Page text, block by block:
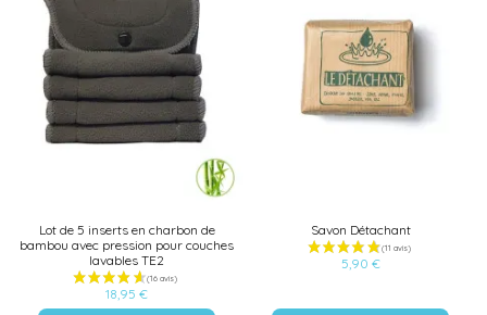
Lot de 5 inserts en charbon de
bambou avec pression pour couches
lavables TE2
18,95 €
Savon Détachant
5,90 €